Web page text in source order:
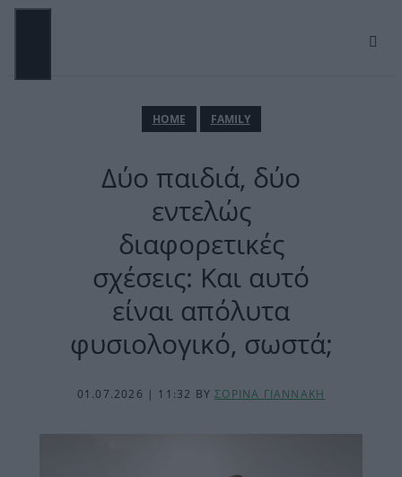
Μετάβαση
ΗΟΜΕ FAMILY
Δύο παιδιά, δύο
εντελώς
διαφορετικές
σχέσεις: Και αυτό
είναι απόλυτα
φυσιολογικό, σωστά;
01.07.2026 | 11:32 BYΣΟΡΙΝΑ ΓΙΑΝΝΑΚΗ